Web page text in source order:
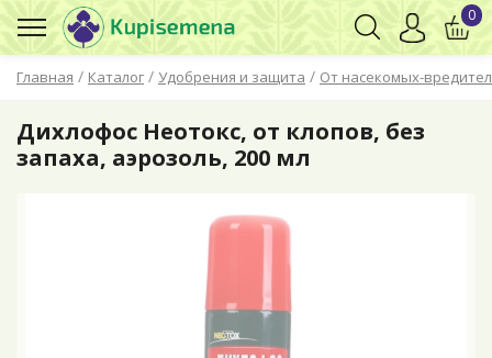
Главная / Каталог / Удобрения и защита / От насекомых-
0
Дихлофос Неотокс, от клопов, без
запаха, аэрозоль, 200 мл